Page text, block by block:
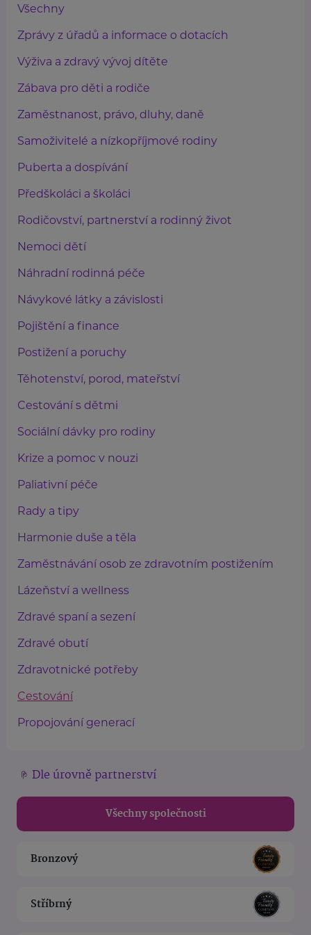
Všechny
Zprávy z úřadů a informace o dotacích
Výživa a zdravý vývoj dítěte
Zábava pro děti a rodiče
Zaměstnanost, právo, dluhy, daně
Samoživitelé a nízkopříjmové rodiny
Puberta a dospívání
Předškoláci a školáci
Rodičovství, partnerství a rodinný život
Nemoci dětí
Náhradní rodinná péče
Návykové látky a závislosti
Pojištění a finance
Postižení a poruchy
Těhotenství, porod, mateřství
Cestování s dětmi
Sociální dávky pro rodiny
Krize a pomoc v nouzi
Paliativní péče
Rady a tipy
Harmonie duše a těla
Zaměstnávání osob ze zdravotním postižením
Lázeňství a wellness
Zdravé spaní a sezení
Zdravé obutí
Zdravotnické potřeby
Cestování
Propojování generací
Dle úrovně partnerství
Všechny společnosti
Bronzový
Stříbrný